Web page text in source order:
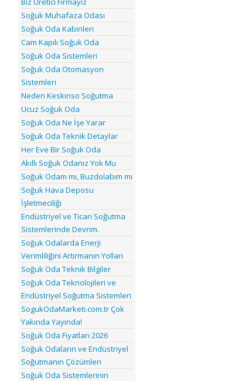
Soğuk Muhafaza Odası
Soğuk Oda Kabinleri
Cam Kapılı Soğuk Oda
Soğuk Oda Sistemleri
Soğuk Oda Otomasyon
Sistemleri
Neden Keskinso Soğutma
Ucuz Soğuk Oda
Soğuk Oda Ne İşe Yarar
Soğuk Oda Teknik Detaylar
Her Eve Bir Soğuk Oda
Akıllı Soğuk Odanız Yok Mu
Soğuk Odam mı, Buzdolabım mı
Soğuk Hava Deposu
İşletmeciliği
Endüstriyel ve Ticari Soğutma
Sistemlerinde Devrim.
Soğuk Odalarda Enerji
Verimliliğini Artırmanın Yolları
Soğuk Oda Teknik Bilgiler
Soğuk Oda Teknolojileri ve
Endüstriyel Soğutma Sistemleri
SogukOdaMarketi.com.tr Çok
Yakında Yayında!
Soğuk Oda Fiyatları 2026
Soğuk Odaların ve Endüstriyel
Soğutmanın Çözümleri
Soğuk Oda Sistemlerinin